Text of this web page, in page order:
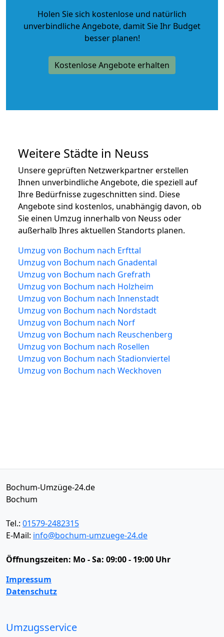
Holen Sie sich kostenlose und natürlich
unverbindliche Angebote, damit Sie Ihr Budget
besser planen!
Kostenlose Angebote erhalten
Weitere Städte in Neuss
Unsere geprüften Netzwerkpartner erstellen
Ihnen unverbindliche Angebote, die speziell auf
Ihre Bedürfnisse zugeschnitten sind. Diese
Angebote sind kostenlos, unabhängig davon, ob
Sie einen Umzug innerhalb von Neuss oder
außerhalb Ihres aktuellen Standorts planen.
Umzug von Bochum nach Erfttal
Umzug von Bochum nach Gnadental
Umzug von Bochum nach Grefrath
Umzug von Bochum nach Holzheim
Umzug von Bochum nach Innenstadt
Umzug von Bochum nach Nordstadt
Umzug von Bochum nach Norf
Umzug von Bochum nach Reuschenberg
Umzug von Bochum nach Rosellen
Umzug von Bochum nach Stadionviertel
Umzug von Bochum nach Weckhoven
Bochum-Umzüge-24.de
Bochum
Tel.: 01579-2482315
E-Mail: info@bochum-umzuege-24.de
Öffnungszeiten: Mo - Sa: 09:00 - 19:00 Uhr
Impressum
Datenschutz
Umzugsservice